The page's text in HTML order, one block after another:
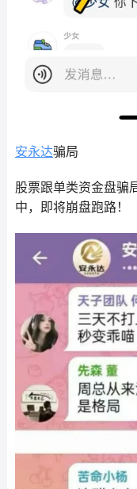
安永达骗局
股票跟单类资金盘骗
中，即将崩盘跑路！